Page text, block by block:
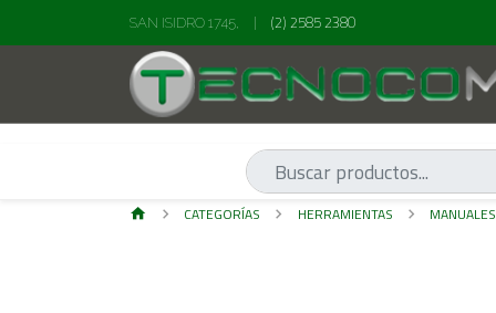
SAN ISIDRO 1745, (2) 2585 2380
CATEGORÍAS HERRAMIENTAS MANUALES